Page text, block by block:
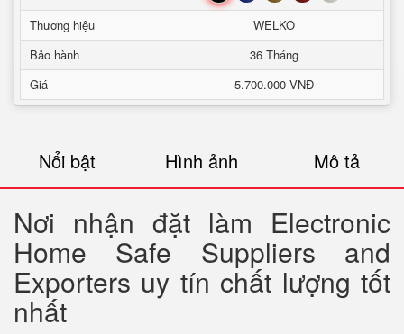
Thương hiệu
WELKO
Bảo hành
36 Tháng
Giá
5.700.000 VNĐ
Nổi bật Hình ảnh Mô tả
Nơi nhận đặt làm Electronic
Home Safe Suppliers and
Exporters uy tín chất lượng tốt
nhất